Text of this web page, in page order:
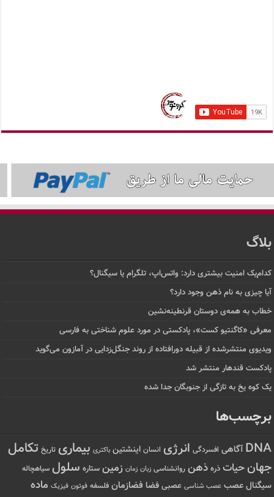
بلاگ
کدام‌یک امنیت بیشتری دارد: واتس‌اپ، تلگرام یا سیگنال؟
آیا چیزی به نام ذهن وجود دارد؟
خطاب به همه‌ی دوستان قرنطینه‌نشین
معرفی «کاگنتیو کست»، پادکستی در مورد علوم شناختی به فارسی
ویدیوی منتشرشده از قبیله دورافتاده‌ از روند جنگل‌زدایی در آمازون می‌گوید
پادکست قندهار منتشر شد
یک کوه یخ به تازگی از جنوبگان جدا شده
برچسب‌ها
DNA آگاهی افسردگی انرژی انسان اینشتین باکتری بیماری تاریخ تکامل
جهانحیات ذره ذهن روانشناسی زبان زمان زمین ستاره سلول سیاهچاله
سیگنال عصب عصب شناسی عصبی فضا فضازمان فلسفه فوتون فیزیک ماده